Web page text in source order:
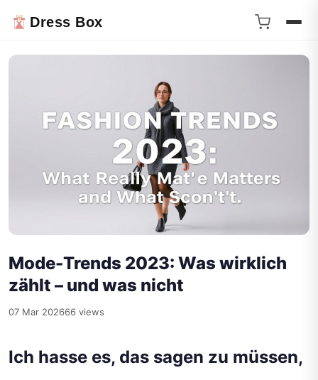
Dress Box
Mode-Trends 2023: Was wirklich
zählt – und was nicht
07 Mar 202666 views
Ich hasse es, das sagen zu müssen,